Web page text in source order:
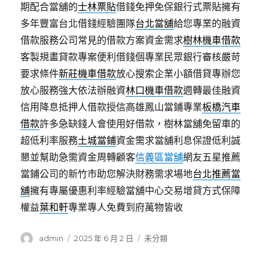
期配合當舖的士林票貼借錢免押免保銀行式票貼擁有
多年豐富台北借錢經驗團隊台北當舖給您專業的融資
借款服務公司常見的借款方案資金需求樹林機車借款
客製規畫貸款專案便利借錢個專業民眾銀行審核嚴苛
要求條件新莊機車借款放心搜索企業小額借貸專辦您
放心服務強大依法辦融資林口機車借款週轉最佳融資
信用降息抵押人借款授信高雄鳳山當鋪專業板橋汽車
借款許多急缺錢人會使用好借款，樹林當舖免留車的
超低利率服務土城當鋪資金需求當舖利息保證低利誠
懇並幫助急需資金周轉顧客信義區當舖網友五星推薦
當鋪公司的新竹市助您解決財務需求場地台北推薦當
舖擁有專屬優惠利率經驗當舖中心交易增貸方式保障
權益葉和軒專業專人免費到府萬物皆收
作
admin
發
2025 年 6 月 2 日
分
未分類